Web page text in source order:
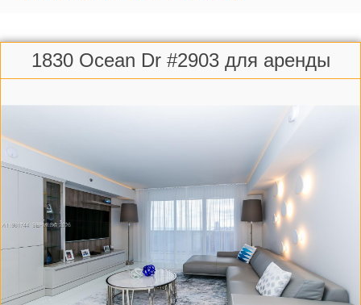
1830 Ocean Dr #2903 для аренды